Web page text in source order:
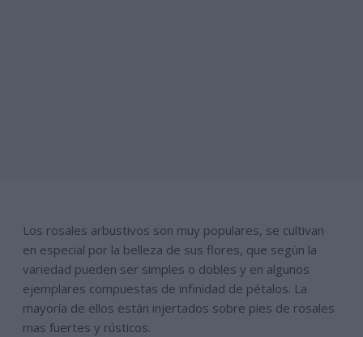
Los rosales arbustivos son muy populares, se cultivan
en especial por la belleza de sus flores, que según la
variedad pueden ser simples o dobles y en algunos
ejemplares compuestas de infinidad de pétalos. La
mayoría de ellos están injertados sobre pies de rosales
mas fuertes y rústicos.